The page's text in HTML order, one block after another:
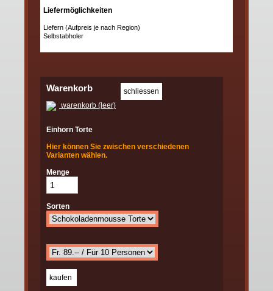
Liefermöglichkeiten
Liefern (Aufpreis je nach Region)
Selbstabholer
Warenkorb
warenkorb (leer)
Einhorn Torte
Hier können Sie zwischen verschiedenen
Varianten wählen.
Menge
Sorten